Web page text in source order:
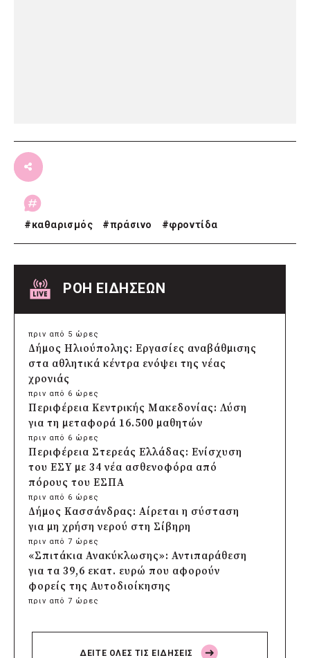
#καθαρισμός #πράσινο #φροντίδα
ΡΟΗ ΕΙΔΗΣΕΩΝ
πριν από 5 ώρες
Δήμος Ηλιούπολης: Εργασίες αναβάθμισης
στα αθλητικά κέντρα ενόψει της νέας
χρονιάς
πριν από 6 ώρες
Περιφέρεια Κεντρικής Μακεδονίας: Λύση
για τη μεταφορά 16.500 μαθητών
πριν από 6 ώρες
Περιφέρεια Στερεάς Ελλάδας: Ενίσχυση
του ΕΣΥ με 34 νέα ασθενοφόρα από
πόρους του ΕΣΠΑ
πριν από 6 ώρες
Δήμος Κασσάνδρας: Αίρεται η σύσταση
για μη χρήση νερού στη Σίβηρη
πριν από 7 ώρες
«Σπιτάκια Ανακύκλωσης»: Αντιπαράθεση
για τα 39,6 εκατ. ευρώ που αφορούν
φορείς της Αυτοδιοίκησης
πριν από 7 ώρες
Δαφνίου παρά την έλλειψη αρμοδιότητας
ΔΕΙΤΕ ΟΛΕΣ ΤΙΣ ΕΙΔΗΣΕΙΣ